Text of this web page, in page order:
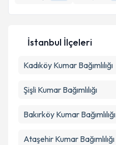
İstanbul İlçeleri
Kadıköy Kumar Bağımlılığı
Şişli Kumar Bağımlılığı
Bakırköy Kumar Bağımlılığı
Ataşehir Kumar Bağımlılığı